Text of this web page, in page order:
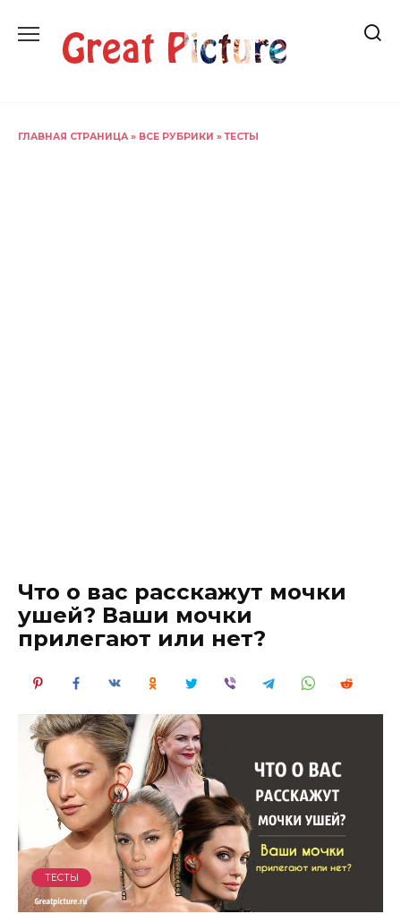
содержанию
ГЛАВНАЯ СТРАНИЦА » ВСЕ РУБРИКИ »ТЕСТЫ
Что о вас расскажут мочки
ушей? Ваши мочки
прилегают или нет?
ТЕСТЫ